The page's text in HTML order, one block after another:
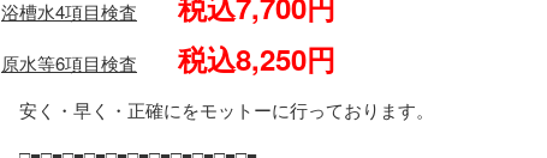
浴槽水4項目検査
原水等6項目検査 税込8,250円
安く・早く・正確にをモットーに行っております。